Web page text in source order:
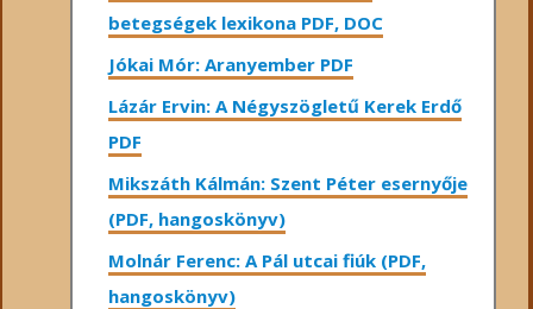
betegségek lexikona PDF, DOC
Jókai Mór: Aranyember PDF
Lázár Ervin: A Négyszögletű Kerek Erdő
PDF
Mikszáth Kálmán: Szent Péter esernyője
(PDF, hangoskönyv)
Molnár Ferenc: A Pál utcai fiúk (PDF,
hangoskönyv)